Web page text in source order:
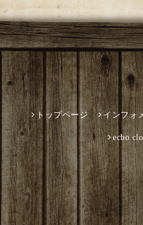
トップページ インフォ